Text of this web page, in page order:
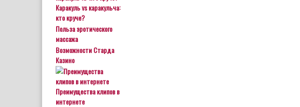
Каракуль vs каракульча:
кто круче?
Польза эротического
массажа
Возможности Старда
Казино
Преимущества клипов в
интернете